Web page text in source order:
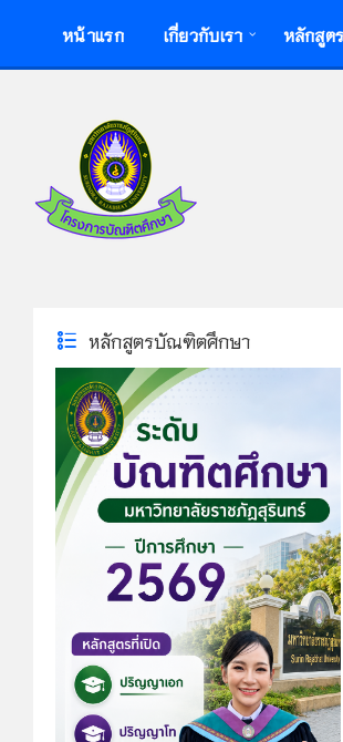
content
left
footer
หน้าแรก เกี่ยวกับเรา หลักสูต
หลักสูตรบัณฑิตศึกษา